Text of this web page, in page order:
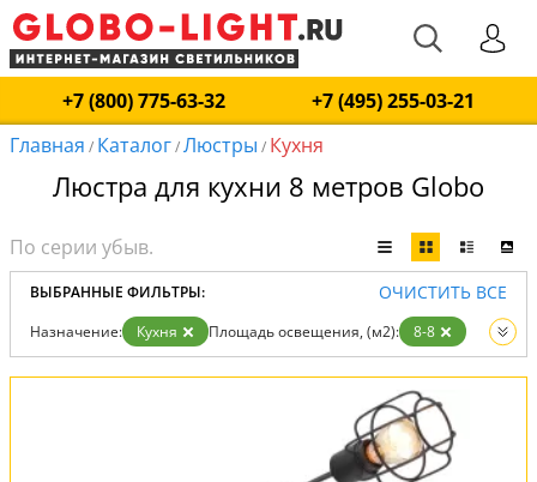
+7 (800) 775-63-32
+7 (495) 255-03-21
Главная / Каталог/Люстры / Кухня
Люстра для кухни 8 метров Globo
ВЫБРАННЫЕ ФИЛЬТРЫ: ОЧИСТИТЬ ВСЕ
Назначение: Кухня Площадь освещения, (м2):
8-8
Вид:
Люстры